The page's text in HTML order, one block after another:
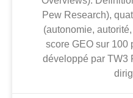
Pew Research),
(autonomie,
score GEO sur 100
développé par TW3